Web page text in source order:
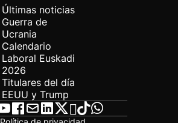
Últimas noticias
Guerra de
Ucrania
Calendario
Laboral Euskadi
2026
Titulares del día
EEUU y Trump